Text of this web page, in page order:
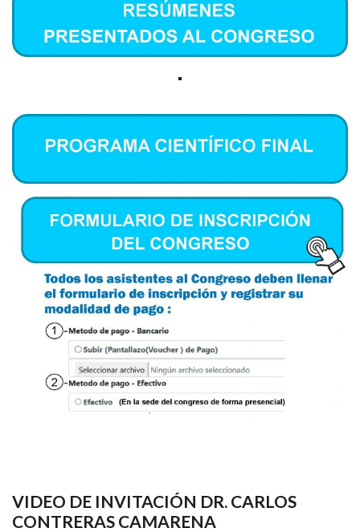
VIDEO DE INVITACIÓN DR. CARLOS
CONTRERAS CAMARENA